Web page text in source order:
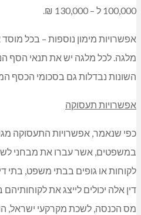
100,000 ל – 130,000 ₪.
אפשרויות מימון נוספות – בכל
מלגה. לכל מלגה יש את תנאי הסף
השונות נבדלות גם בסכומי הכסף
אפשרויות תעסוקה
כפי שנאמר, אפשרויות התעסוקה
במשפטים, אשר עברו את מבחני לשכת
לקוחות או גופים בבתי משפט, בתי
דין אלה יכולים לייצג את לקוחותיהם
מס הכנסה, לשכת מקרקעי ישראל,